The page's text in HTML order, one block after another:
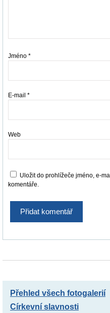
Jméno *
E-mail *
Web
Uložit do prohlížeče jméno, e-
komentáře.
Přehled všech fotogalerií
Církevní slavnosti